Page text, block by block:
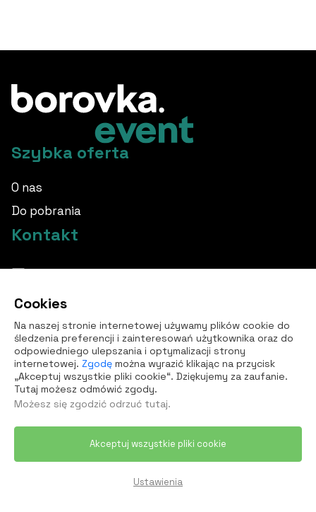
Szybka oferta
O nas
Do pobrania
Kontakt
info@borovka.cz
+420 724 760 650
Wszystkie kontakty
© 2026 Borovka Event sp. z o.o.. Wszelkie prawa
Przetwarzanie danych osobowychUstawienia plików cookie
Cookies
Na naszej stronie internetowej używamy plików cookie do
śledzenia preferencji i zainteresowań użytkownika oraz do
odpowiedniego ulepszania i optymalizacji strony
internetowej. Zgodę można wyrazić klikając na przycisk
„Akceptuj wszystkie pliki cookie“. Dziękujemy za zaufanie.
Tutaj możesz odmówić zgody.
Możesz się zgodzić odrzuć tutaj.
Akceptuj wszystkie pliki cookie
Ustawienia